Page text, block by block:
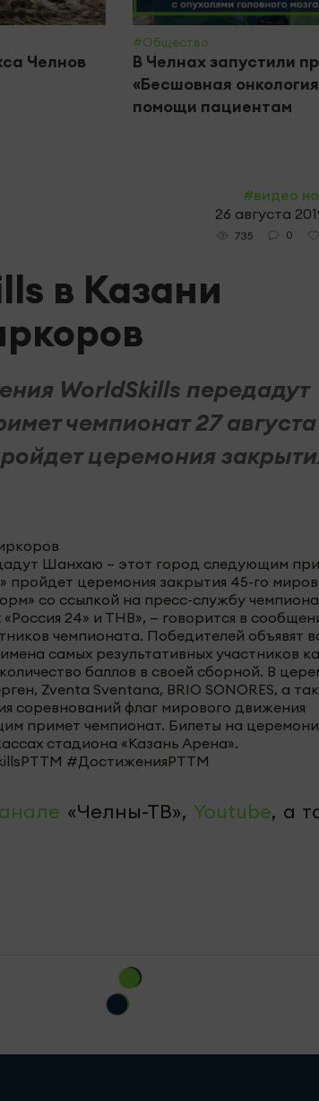
Челнов
#Общество
В Челнах запустили
«Бесшовная
помощи пациентам
#видео
26 августа
735 0
в Казани
WorldSkills передадут
чемпионат 27 августа
церемония
Шанхаю – этот город следующим
пройдет церемония закрытия 45-го
со ссылкой на пресс-службу
24» и ТНВ», — говорится в
чемпионата. Победителей объявят
самых результативных участников
баллов в своей сборной. В
Zventa Sventana, BRIO SONORES, а
соревнований флаг мирового движения
примет чемпионат. Билеты на
стадиона «Казань Арена».
#ДостиженияРТТМ
«Челны-ТВ», Youtube, а